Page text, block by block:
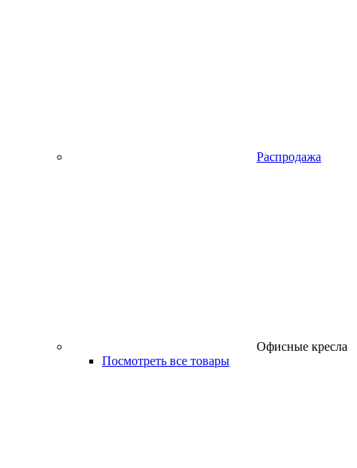
Распродажа
Офисные кресла
Посмотреть все товары